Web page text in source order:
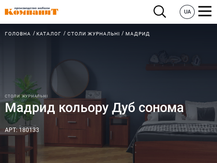
UA
ГОЛОВНА КАТАЛОГ СТОЛИ ЖУРНАЛЬНІ МАДРИД
СТОЛИ ЖУРНАЛЬНІ
Мадрид кольору Дуб сонома
АРТ: 180133